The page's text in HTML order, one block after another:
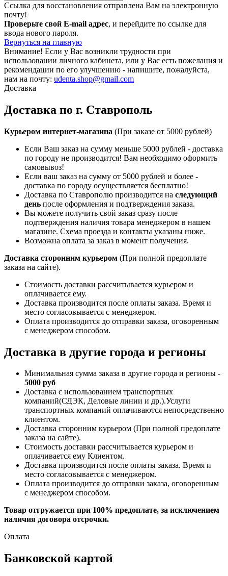
Ссылка для восстановления отправлена Вам на электронную
почту!
Проверьте свой E-mail адрес, и перейдите по ссылке для
ввода нового пароля.
Вернуться на главную
Внимание! Если у Вас возникли трудности при
использовании личного кабинета, или у Вас есть пожелания и
рекомендации по его улучшению - напишите, пожалуйста,
нам на почту: udenta.shop@gmail.com
Доставка
Доставка по г. Ставрополь
Курьером интернет-магазина (При заказе от 5000 рублей)
Если Ваш заказ на сумму меньше 5000 рублей - доставка
по городу не производится! Вам необходимо оформить
самовывоз!
Если ваш заказ на сумму от 5000 рублей и более -
доставка по городу осуществляется бесплатно!
Доставка по Ставрополю производится на следующий
день после оформления и подтверждения заказа.
Вы можете получить свой заказ сразу после
подтверждения наличия товара менеджером в нашем
магазине. Схема проезда и контакты указаны ниже.
Возможна оплата за заказ в момент получения.
Доставка сторонним курьером (При полной предоплате
заказа на сайте).
Стоимость доставки рассчитывается курьером и
оплачивается ему.
Доставка производится после оплаты заказа. Время и
место согласовывается с менеджером.
Оплата производится до отправки заказа, оговоренным
с менеджером способом.
Доставка в другие города и регионы
Минимальная сумма заказа в другие города и регионы -
5000 руб
Доставка с использованием транспортных
компаний(СДЭК, Деловые линии и др.).Услуги
транспортных компаний оплачиваются непосредственно
клиентом.
Доставка сторонним курьером (При полной предоплате
заказа на сайте).
Стоимость доставки рассчитывается курьером и
оплачивается ему Клиентом.
Доставка производится после оплаты заказа. Время и
место согласовывается с менеджером.
Оплата производится до отправки заказа, оговоренным
с менеджером способом.
Товар отгружается при 100% предоплате, за исключением
наличия договора отсрочки.
Оплата
Банковской картой